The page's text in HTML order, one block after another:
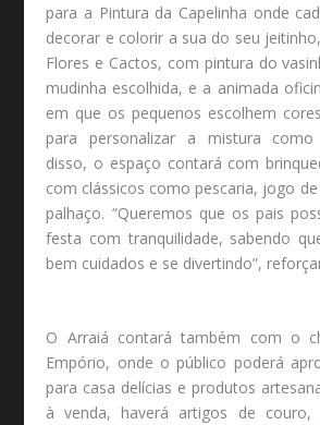
para a Pintura da Capelinha onde
decorar e colorir a sua do seu
Flores e Cactos, com pintura do
mudinha escolhida, e a animada
em que os pequenos escolhem
para personalizar a mistura como
disso, o espaço contará com
com clássicos como pescaria, jogo
palhaço. “Queremos que os pais
festa com tranquilidade, sabendo
bem cuidados e se divertindo”,
O Arraiá contará também com o
Empório, onde o público poderá
para casa delícias e produtos
à venda, haverá artigos de couro,